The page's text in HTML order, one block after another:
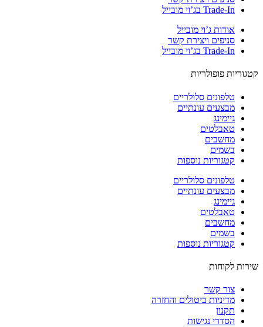
Trade-In בג’וי מובייל
אודות ג’וי מובייל
סניפים ויצירת קשר
Trade-In בג’וי מובייל
פופולריות
טלפונים סלולריים
מבצעים עונתיים
גיימינג
טאבלטים
מחשבים
בשמים
קטגוריות נוספות
טלפונים סלולריים
מבצעים עונתיים
גיימינג
טאבלטים
מחשבים
בשמים
קטגוריות נוספות
לקוחות
צור קשר
מדיניות ביטולים והחזרה
תקנון
הסדרי נגישות